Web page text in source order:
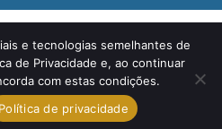
e tecnologias semelhantes de
de Privacidade e, ao continuar
com estas condições.
Política de privacidade